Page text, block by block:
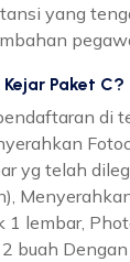
yang
Paket C?
di
yg telah
1 lembar,
buah